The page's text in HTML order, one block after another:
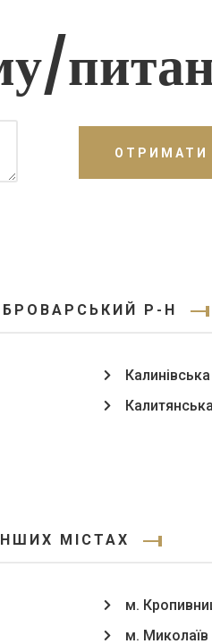
ОТРИМАТИ
Р-Н
МІСТАХ
м.
м. Миколаїв